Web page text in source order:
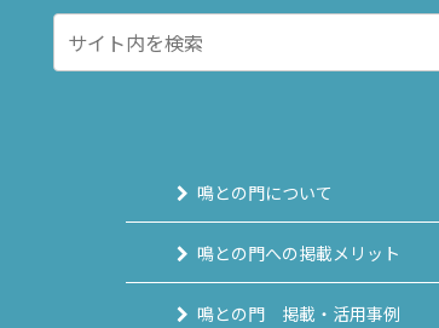
鳴との門について
鳴との門への掲載メリット
鳴との門 掲載・活用事例